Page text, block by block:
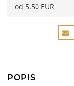
od 5.50 EUR
POPIS